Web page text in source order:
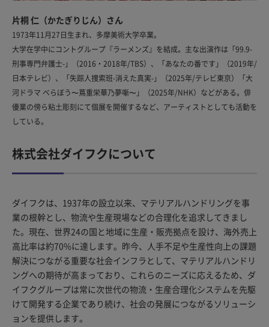
片桐 仁（かたぎりじん）さん
1973年11月27日生まれ、多摩美術大学卒業。
大学在学中にコントグループ『ラーメンズ』を結成。主な出演作は「99.9-
刑事専門弁護士-」（2016・2018年/TBS）、「あなたの番です」（2019年/
日本テレビ）、「失踪人捜索班-消えた真実-」（2025年/テレビ東京）「大
河ドラマ べらぼう〜蔦重栄華乃夢噺〜」（2025年/NHK）などがある。俳
優業の傍ら粘土彫刻にて個展を開催するなど、アーティストとしても活動を
している。
株式会社ダイフクについて
ダイフクは、1937年の設立以来、マテリアルハンドリングを事
業の根幹とし、物流や生産現場などの合理化を追求してきまし
た。現在、世界24の国と地域に生産・販売拠点を設け、海外売上
高比率は約70%に達します。昨今、人手不足や生産性向上の課題
解決につながる重要な社会インフラとして、マテリアルハンドリ
ングへの期待が高まっており、これらのニーズに応えるため、ダ
イフクグループは常に次世代の物流・生産合理化システムを先駆
けて開発する企業であり続け、社会の発展につながるソリューシ
ョンを提供します。